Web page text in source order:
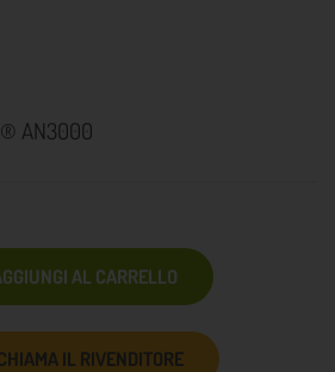
AN3000
AL CARRELLO
IL RIVENDITORE